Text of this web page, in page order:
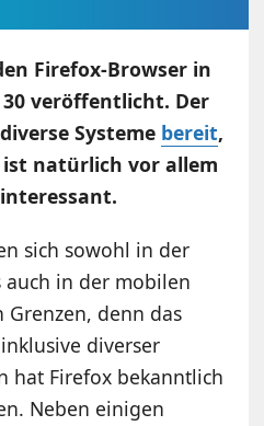
Firefox-Browser in
veröffentlicht. Der
Systeme bereit,
natürlich vor allem
sich sowohl in der
auch in der mobilen
denn das
diverser
hat Firefox bekanntlich
Neben einigen